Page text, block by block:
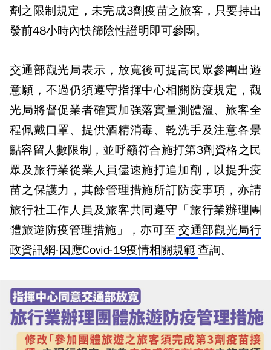
劑之限制規定，未完成3劑疫苗之旅客，只要持出
發前48小時內快篩陰性證明即可參團。
交通部觀光局表示，放寬後可提高民眾參團出遊
意願，不過仍須遵守指揮中心相關防疫規定，觀
光局將督促業者確實加強落實量測體溫、旅客全
程佩戴口罩、提供酒精消毒、乾洗手及注意各景
點容留人數限制，並呼籲符合施打第3劑資格之民
眾及旅行業從業人員儘速施打追加劑，以提升疫
苗之保護力，其餘管理措施所訂防疫事項，亦請
旅行社工作人員及旅客共同遵守「旅行業辦理團
體旅遊防疫管理措施」，亦可至 交通部觀光局行
政資訊網-因應Covid-19疫情相關規範 查詢。